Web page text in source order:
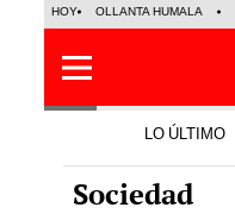
LO ÚLTIMO
Sociedad